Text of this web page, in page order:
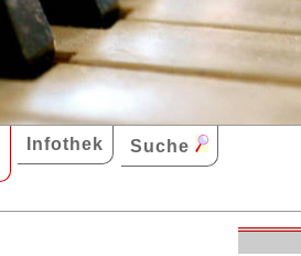
Infothek Suche